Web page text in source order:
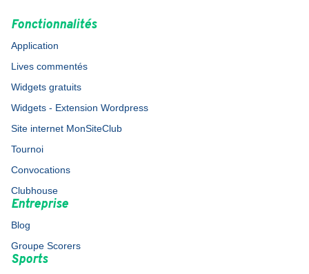
Fonctionnalités
Application
Lives commentés
Widgets gratuits
Widgets - Extension Wordpress
Site internet MonSiteClub
Tournoi
Convocations
Clubhouse
Entreprise
Blog
Groupe Scorers
Sports